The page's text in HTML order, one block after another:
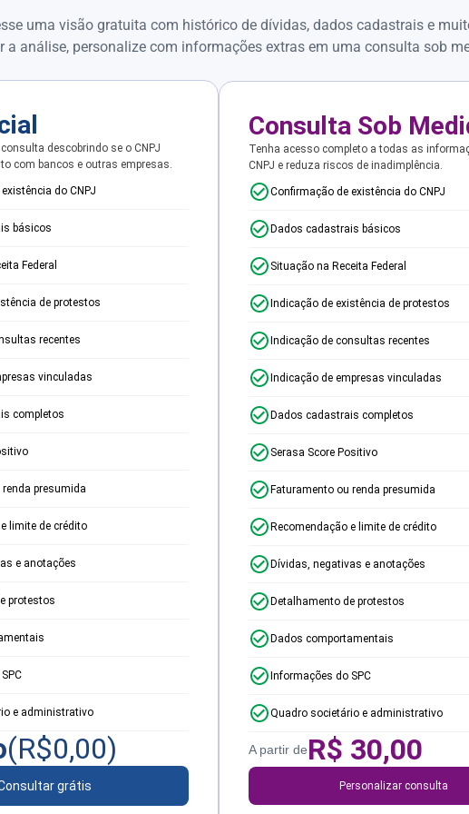
uma visão gratuita com histórico de dívidas, dados cadastrais e
a análise, personalize com informações extras em uma consulta sob
descobrindo se o CNPJ
com bancos e outras empresas.
do CNPJ
básicos
Federal
de protestos
recentes
vinculadas
completos
presumida
limite de crédito
e anotações
protestos
e administrativo
(R$0,00)
grátis
Consulta Sob
Tenha acesso completo a todas as
CNPJ e reduza riscos de inadimplência.
Confirmação de existência do CNPJ
Dados cadastrais básicos
Situação na Receita Federal
Indicação de existência de protestos
Indicação de consultas recentes
Indicação de empresas vinculadas
Dados cadastrais completos
Serasa Score Positivo
Faturamento ou renda presumida
Recomendação e limite de crédito
Dívidas, negativas e anotações
Detalhamento de protestos
Dados comportamentais
Informações do SPC
Quadro societário e administrativo
A partir deR$ 30,00
Personalizar consulta